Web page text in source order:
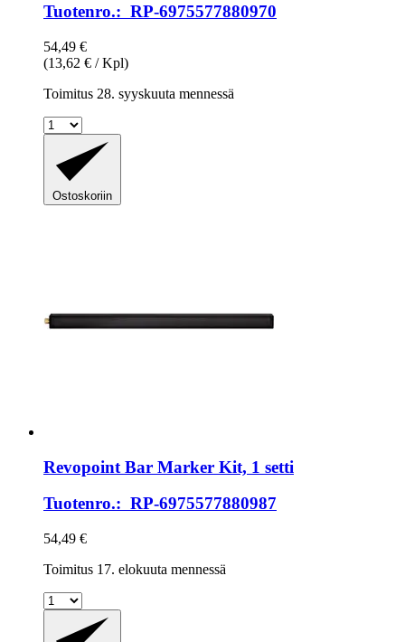
Tuotenro.: RP-6975577880970
54,49 €
(13,62 € / Kpl)
Toimitus 28. syyskuuta mennessä
Ostoskoriin
Revopoint Bar Marker Kit, 1 setti
Tuotenro.: RP-6975577880987
54,49 €
Toimitus 17. elokuuta mennessä